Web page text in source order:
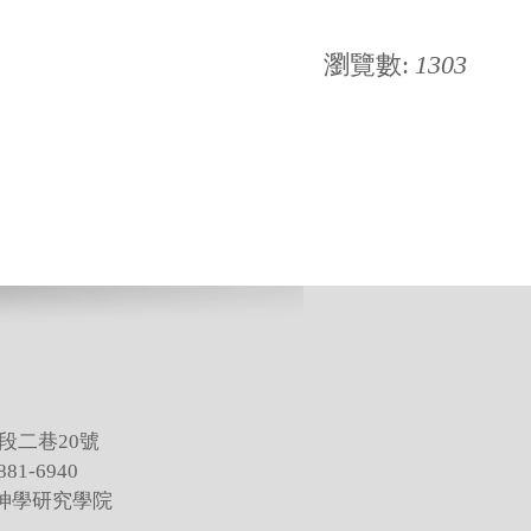
瀏覽數: 1303
二巷20號
6940
學研究學院